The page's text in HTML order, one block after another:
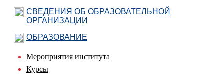
СВЕДЕНИЯ ОБ ОБРАЗОВАТЕЛЬНОЙ
ОРГАНИЗАЦИИ
ОБРАЗОВАНИЕ
Мероприятия института
Курсы